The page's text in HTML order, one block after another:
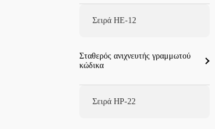
Σειρά HE-12
Σταθερός ανιχνευτής γραμμωτού
κώδικα
Σειρά HP-22